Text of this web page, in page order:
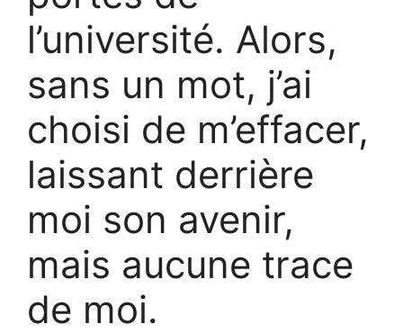
l’université. Alors,
sans un mot, j’ai
choisi de m’effacer,
laissant derrière
moi son avenir,
mais aucune trace
de moi.